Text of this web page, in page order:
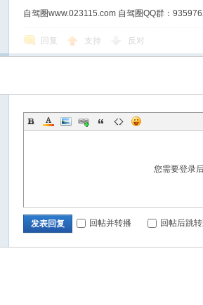
自驾圈www.023115.com 自驾圈QQ群：
回复 支持 反对
您需要登录
发表回复 回帖并转播 回帖后跳